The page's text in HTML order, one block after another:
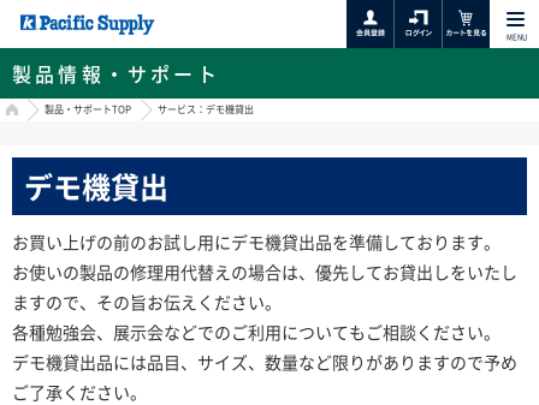
MENU
製品情報・サポート
HOME製品・サポートTOP サービス：デモ機貸出
デモ機貸出
お買い上げの前のお試し用にデモ機貸出品を準備しております。
お使いの製品の修理用代替えの場合は、優先してお貸出しをいたし
ますので、その旨お伝えください。
各種勉強会、展示会などでのご利用についてもご相談ください。
デモ機貸出品には品目、サイズ、数量など限りがありますので予め
ご了承ください。